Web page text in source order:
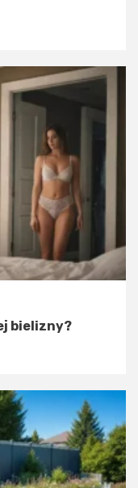
bielizny?